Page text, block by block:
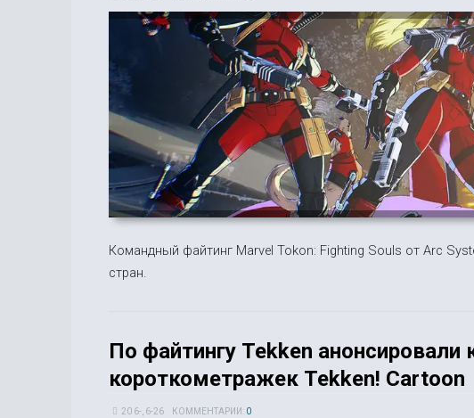
Командный файтинг Marvel Tokon: Fighting Souls от Arc
стран.
По файтингу Tekken
короткометражек Tekken! Cartoon
20 6-, 6-26 КОММЕНТАРИИ: 0